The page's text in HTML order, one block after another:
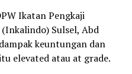
Ikatan Pengkaji
Sulsel, Abd
keuntungan dan
elevated atau at grade.